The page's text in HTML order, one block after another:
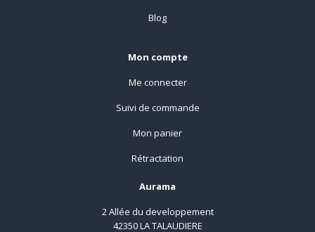
Blog
Mon compte
Me connecter
Suivi de commande
Mon panier
Rétractation
Aurama
2 Allée du developpement
42350 LA TALAUDIERE